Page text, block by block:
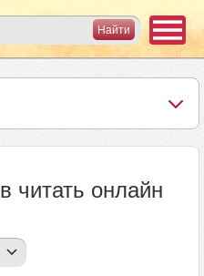
читать онлайн